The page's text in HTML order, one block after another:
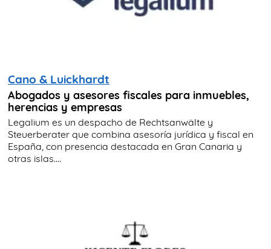
Cano & Luickhardt
Abogados y asesores fiscales para inmuebles,
herencias y empresas
Legalium es un despacho de Rechtsanwälte y
Steuerberater que combina asesoría jurídica y fiscal en
España, con presencia destacada en Gran Canaria y
otras islas....